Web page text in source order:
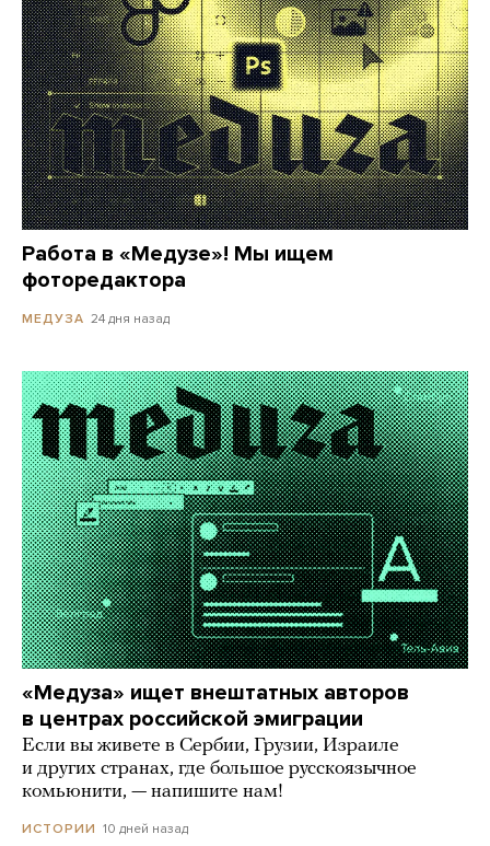
Работа в «Медузе»! Мы ищем
фоторедактора
МЕДУЗА 24 дня назад
«Медуза» ищет внештатных авторов
в центрах российской эмиграции
Если вы живете в Сербии, Грузии, Израиле
и других странах, где большое русскоязычное
комьюнити, — напишите нам!
ИСТОРИИ 10 дней назад